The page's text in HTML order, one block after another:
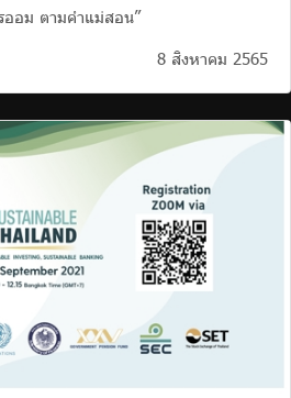
ออม ตามคำแม่สอน”
8 สิงหาคม 2565